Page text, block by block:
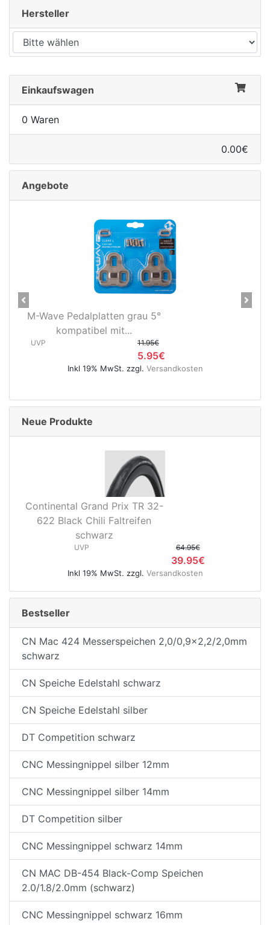
Hersteller
Einkaufswagen
0 Waren
0.00€
Angebote
M-Wave Pedalplatten grau 5°
kompatibel mit...
UVP 11.95€
5.95€
Inkl 19% MwSt. zzgl. Versandkosten
Previous Next
Neue Produkte
Continental Grand Prix TR 32-
622 Black Chili Faltreifen
schwarz
UVP 64.95€
39.95€
Inkl 19% MwSt. zzgl. Versandkosten
Bestseller
CN Mac 424 Messerspeichen 2,0/0,9x2,2/2,0mm
schwarz
CN Speiche Edelstahl schwarz
CN Speiche Edelstahl silber
DT Competition schwarz
CNC Messingnippel silber 12mm
CNC Messingnippel silber 14mm
DT Competition silber
CNC Messingnippel schwarz 14mm
CN MAC DB-454 Black-Comp Speichen
2.0/1.8/2.0mm (schwarz)
CNC Messingnippel schwarz 16mm